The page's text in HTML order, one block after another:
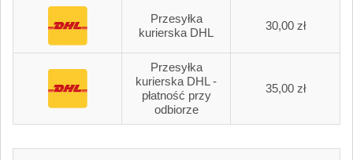
Przesyłka
kurierska DHL
30,00 zł
Przesyłka
kurierska DHL -
płatność przy
odbiorze
35,00 zł